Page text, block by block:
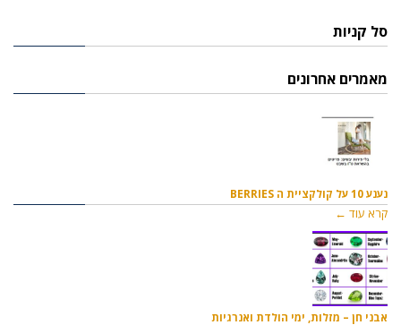
סל קניות
מאמרים אחרונים
נענע 10 על קולקציית ה BERRIES
קרא עוד ←
אבני חן – מזלות, ימי הולדת ואנרגיות